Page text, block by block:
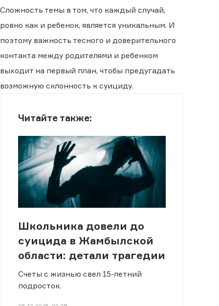
Сложность темы в том, что каждый случай,
ровно как и ребенок, является уникальным. И
поэтому важность тесного и доверительного
контакта между родителями и ребенком
выходит на первый план, чтобы предугадать
возможную склонность к суициду.
Читайте также:
Школьника довели до
суицида в Жамбылской
области: детали трагедии
Счеты с жизнью свел 15-летний
подросток.